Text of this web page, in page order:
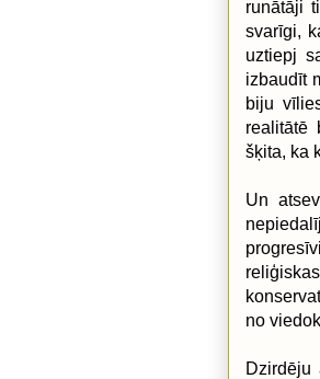
runātāji
svarīgi,
uztiepj
izbaudīt
biju
realitātē
šķita, ka
Un
no